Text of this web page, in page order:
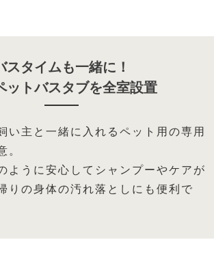
スタイムも一緒に！
ットバスタブを全室設置
い主と一緒に入れるペット用の専用
。
ように安心してシャンプーやケアが
りの身体の汚れ落としにも便利で